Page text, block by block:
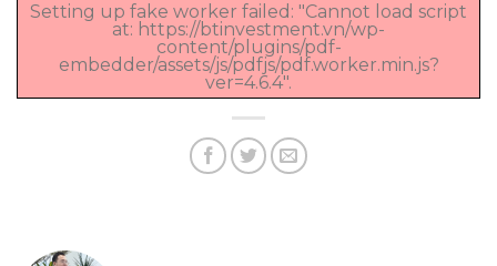
Setting up fake worker failed: "Cannot load script
at: https://btinvestment.vn/wp-
content/plugins/pdf-
embedder/assets/js/pdfjs/pdf.worker.min.js?
ver=4.6.4".